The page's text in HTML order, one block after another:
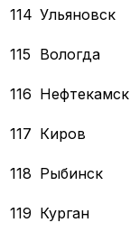
114 Ульяновск
115 Вологда
116 Нефтекамск
117 Киров
118 Рыбинск
119 Курган